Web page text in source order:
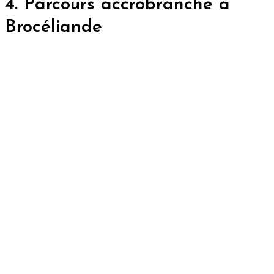
4. Parcours accrobranche à
Brocéliande